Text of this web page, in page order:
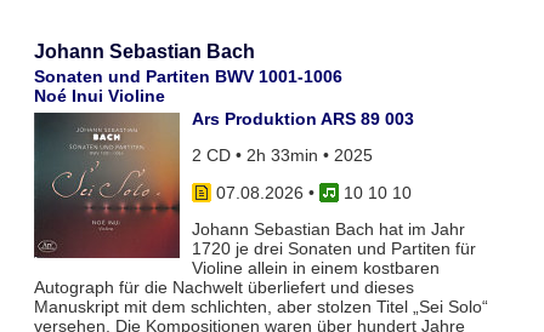
Johann Sebastian Bach
Sonaten und Partiten BWV 1001-1006
Noé Inui Violine
Ars Produktion ARS 89 003
2 CD • 2h 33min • 2025
07.08.2026 •
10 10 10
Johann Sebastian Bach hat im Jahr
1720 je drei Sonaten und Partiten für
Violine allein in einem kostbaren
Autograph für die Nachwelt überliefert und dieses
Manuskript mit dem schlichten, aber stolzen Titel „Sei Solo“
versehen. Die Kompositionen waren über hundert Jahre